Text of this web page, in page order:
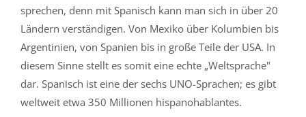
sprechen, denn mit Spanisch kann man sich in über 20
Ländern verständigen. Von Mexiko über Kolumbien bis
Argentinien, von Spanien bis in große Teile der USA. In
diesem Sinne stellt es somit eine echte „Weltsprache"
dar. Spanisch ist eine der sechs UNO-Sprachen; es gibt
weltweit etwa 350 Millionen hispanohablantes.